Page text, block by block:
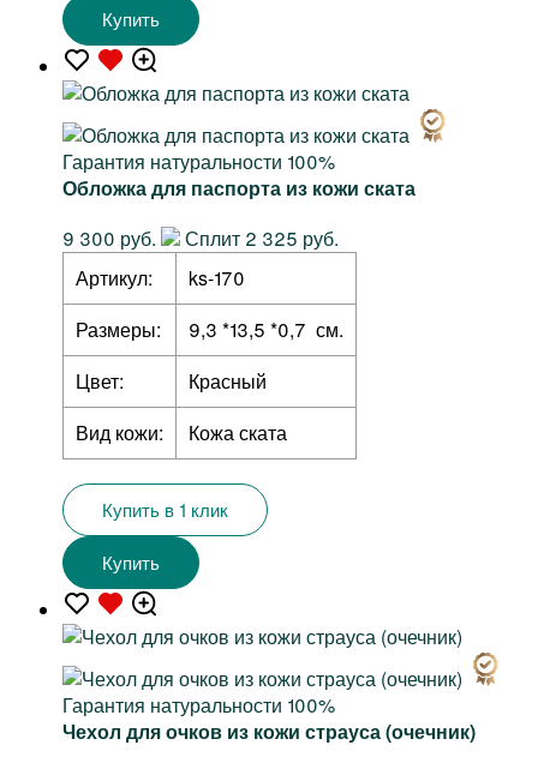
Купить
Гарантия натуральности 100%
Обложка для паспорта из кожи ската
9 300 руб.
Сплит 2 325 руб.
Артикул:
ks-170
Размеры:
9,3 *13,5 *0,7 см.
Цвет:
Красный
Вид кожи:
Кожа ската
Купить в 1 клик
Купить
Гарантия натуральности 100%
Чехол для очков из кожи страуса (очечник)